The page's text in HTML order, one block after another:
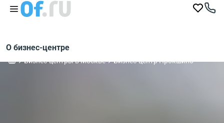
О бизнес-центре
Бизнес-центры в Москве Бизнес-центр Прокшино